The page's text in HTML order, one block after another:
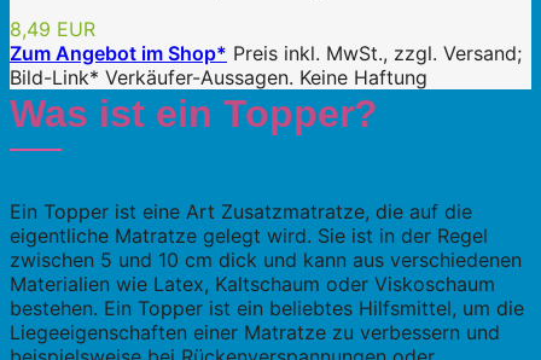
8,49 EUR
Zum Angebot im Shop* Preis inkl. MwSt., zzgl. Versand;
Bild-Link* Verkäufer-Aussagen. Keine Haftung
Was ist ein Topper?
Ein Topper ist eine Art Zusatzmatratze, die auf die
eigentliche Matratze gelegt wird. Sie ist in der Regel
zwischen 5 und 10 cm dick und kann aus verschiedenen
Materialien wie Latex, Kaltschaum oder Viskoschaum
bestehen. Ein Topper ist ein beliebtes Hilfsmittel, um die
Liegeeigenschaften einer Matratze zu verbessern und